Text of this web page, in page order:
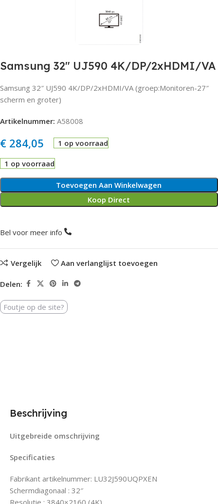
Samsung 32″ UJ590 4K/DP/2xHDMI/VA
Samsung 32″ UJ590 4K/DP/2xHDMI/VA (groep:Monitoren-27″
scherm en groter)
Artikelnummer: A58008
€ 284,05 1 op voorraad
1 op voorraad
Toevoegen Aan Winkelwagen
Koop Direct
Bel voor meer info
Vergelijk Aan verlanglijst toevoegen
Delen:
Foutje op de site?
Beschrijving
Uitgebreide omschrijving
Specificaties
Fabrikant artikelnummer: LU32J590UQPXEN
Schermdiagonaal : 32″